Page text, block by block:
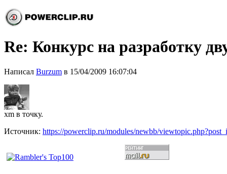
Re: Конкурс на разработку
Написал Burzum в 15/04/2009 16:07:04
xm в точку.
Источник: https://powerclip.ru/modules/newbb/